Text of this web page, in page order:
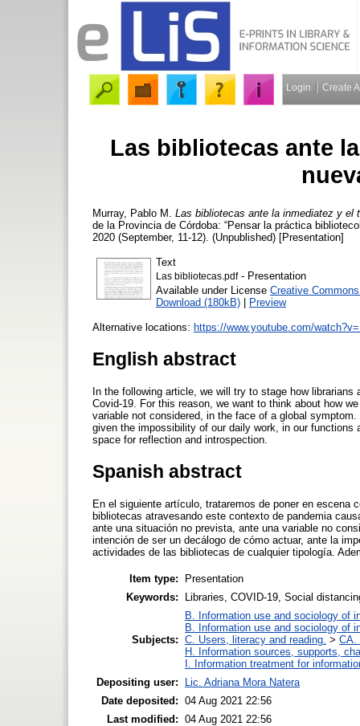
Login Create
Las bibliotecas ante
Murray, Pablo M.
Las bibliotecas ante la inmediatez y el
de la Provincia de Córdoba: “Pensar la práctica
2020 (September, 11-12). (Unpublished) [Presentation]
Text
Las bibliotecas.pdf- Presentation
Available under License Creative
Download (180kB) | Preview
Alternative locations: https://www.youtube.com/
English abstract
In the following article, we will try to stage how
Covid-19. For this reason, we want to think about how
variable not considered, in the face of a global
given the impossibility of our daily work, in our
space for reflection and introspection.
Spanish abstract
En el siguiente artículo, trataremos de poner en
bibliotecas atravesando este contexto de pandemia
ante una situación no prevista, ante una variable no
intención de ser un decálogo de cómo actuar, ante la
actividades de las bibliotecas de cualquier tipología.
Item type:
Presentation
Keywords:
Libraries, COVID-19, Social
Subjects:
B. Information use and sociology of
B. Information use and sociology of
C. Users, literacy and reading. > CA.
H. Information sources, supports,
I. Information treatment for
Depositing user:
Lic. Adriana Mora Natera
Date deposited: 04 Aug 2021 22:56
Last modified: 04 Aug 2021 22:56